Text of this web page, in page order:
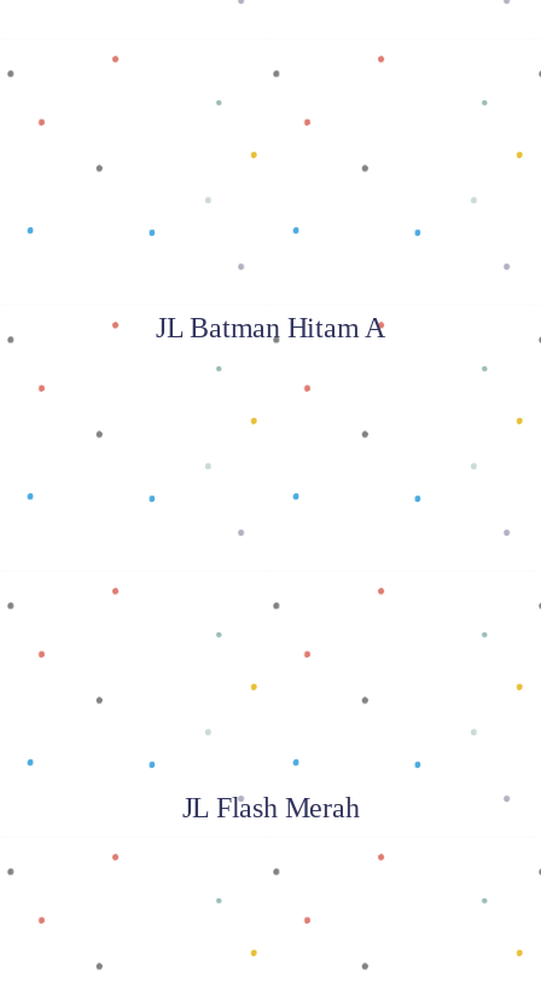
Baca selengkapnya
JL Batman Hitam A
JL Flash Merah